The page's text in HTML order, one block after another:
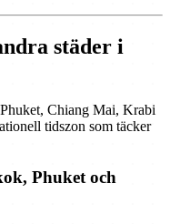
städer i
Chiang Mai, Krabi
tidszon som täcker
Phuket och